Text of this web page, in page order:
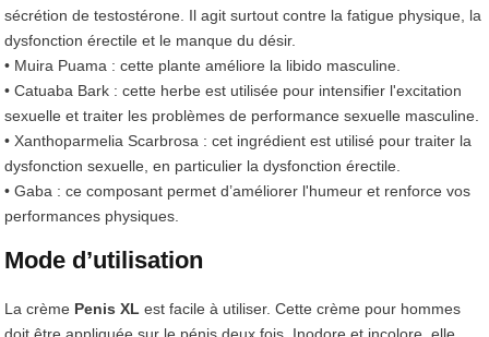
sécrétion de testostérone. Il agit surtout contre la fatigue physique, la
dysfonction érectile et le manque du désir.
• Muira Puama : cette plante améliore la libido masculine.
• Catuaba Bark : cette herbe est utilisée pour intensifier l'excitation
sexuelle et traiter les problèmes de performance sexuelle masculine.
• Xanthoparmelia Scarbrosa : cet ingrédient est utilisé pour traiter la
dysfonction sexuelle, en particulier la dysfonction érectile.
• Gaba : ce composant permet d’améliorer l'humeur et renforce vos
performances physiques.
Mode d’utilisation
La crème Penis XL est facile à utiliser. Cette crème pour hommes
doit être appliquée sur le pénis deux fois. Inodore et incolore, elle